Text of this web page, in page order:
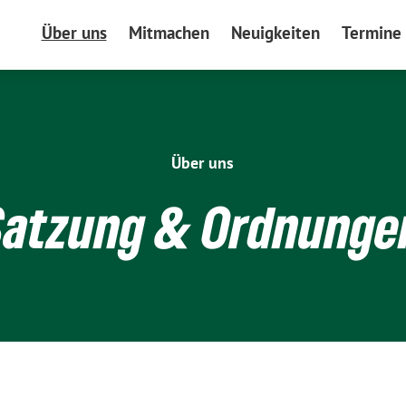
Über uns Mitmachen Neuigkeiten Termine
Über uns
&